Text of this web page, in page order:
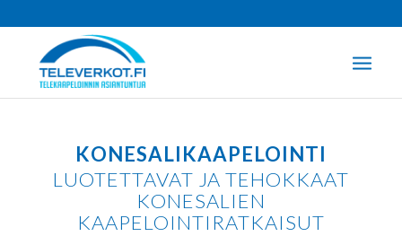
KONESALIKAAPELOINTI
LUOTETTAVAT JA TEHOKKAAT
KONESALIEN
KAAPELOINTIRATKAISUT